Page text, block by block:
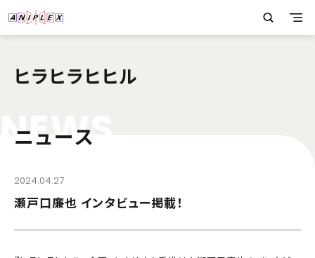
ヒラヒラヒヒル
NEWS
ニュース
2024.04.27
瀬戸口廉也 インタビュー掲載！